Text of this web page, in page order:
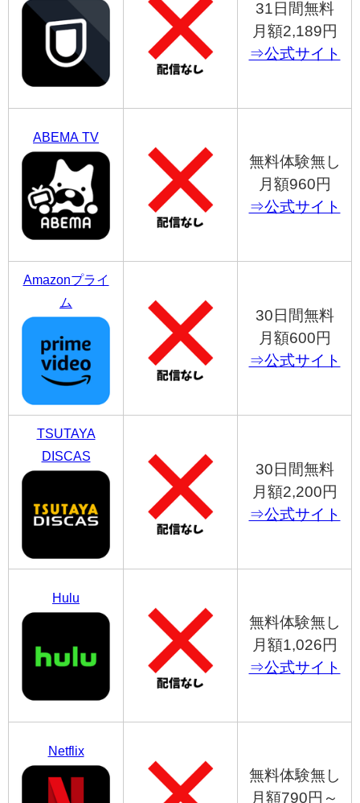
31日間無料
月額2,189円
⇒公式サイト
ABEMA TV
無料体験無し
月額960円
⇒公式サイト
Amazonプライ
ム
30日間無料
月額600円
⇒公式サイト
TSUTAYA
DISCAS
30日間無料
月額2,200円
⇒公式サイト
Hulu
無料体験無し
月額1,026円
⇒公式サイト
Netflix
無料体験無し
月額790円～